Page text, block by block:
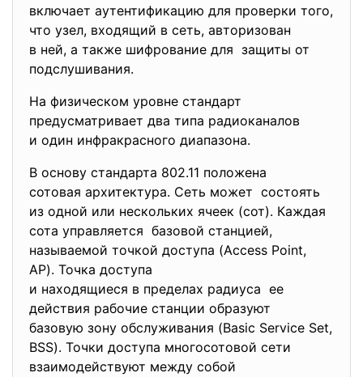
включает аутентификацию для проверки того,
что узел, входящий в сеть, авторизован
в ней, а также шифрование для защиты от
подслушивания.
На физическом уровне стандарт
предусматривает два типа радиоканалов
и один инфракрасного диапазона.
В основу стандарта 802.11 положена
сотовая архитектура. Сеть может состоять
из одной или нескольких ячеек (сот). Каждая
сота управляется базовой станцией,
называемой точкой доступа (Access Point,
AP). Точка доступа
и находящиеся в пределах радиуса ее
действия рабочие станции образуют
базовую зону обслуживания (Basic Service Set,
BSS). Точки доступа многосотовой сети
взаимодействуют между собой